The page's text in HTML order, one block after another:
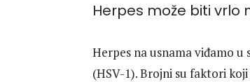
Herpes može biti vrlo
Herpes na usnama viđamo
(HSV-1). Brojni su faktori